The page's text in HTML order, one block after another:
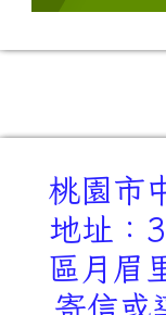
桃園市
地址：
區月眉
寄信或